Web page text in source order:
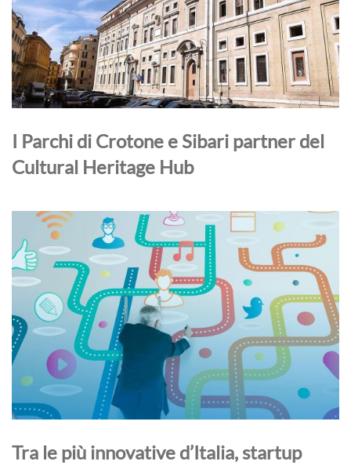
I Parchi di Crotone e Sibari partner del
Cultural Heritage Hub
Tra le più innovative d’Italia, startup